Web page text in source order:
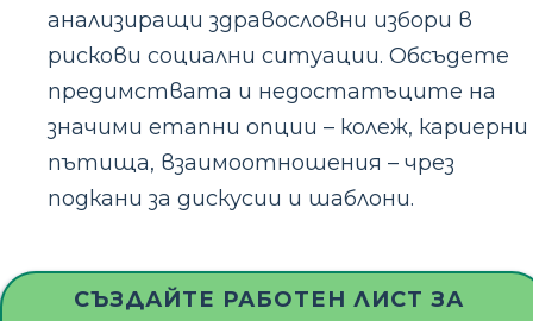
анализиращи здравословни избори в
рискови социални ситуации. Обсъдете
предимствата и недостатъците на
значими етапни опции – колеж, кариерни
пътища, взаимоотношения – чрез
подкани за дискусии и шаблони.
СЪЗДАЙТЕ РАБОТЕН ЛИСТ ЗА